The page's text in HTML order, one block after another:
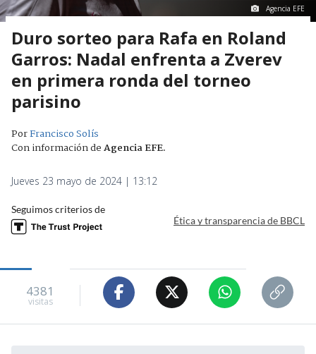
Agencia EFE
Duro sorteo para Rafa en Roland
Garros: Nadal enfrenta a Zverev
en primera ronda del torneo
parisino
PorFrancisco Solís
Con información deAgencia EFE.
Jueves 23 mayo de 2024 | 13:12
Seguimos criterios de
Ética y transparencia de BBCL
4381
visitas